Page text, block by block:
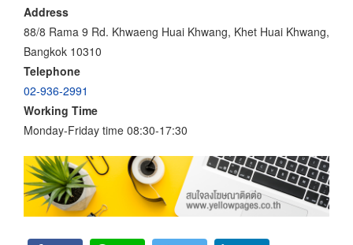
Address
88/8 Rama 9 Rd. Khwaeng Huai Khwang, Khet Huai Khwang,
Bangkok 10310
Telephone
02-936-2991
Working Time
Monday-Friday time 08:30-17:30